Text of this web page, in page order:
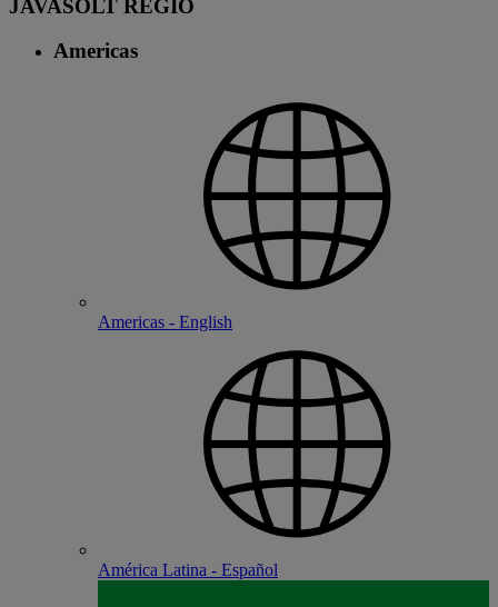
JAVASOLT RÉGIÓ
Americas
Americas - English
América Latina - Español